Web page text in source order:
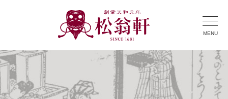
MENU